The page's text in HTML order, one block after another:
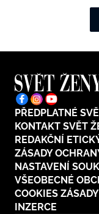
PŘEDPLATNÉ
KONTAKT SVĚT
REDAKČNÍ
ZÁSADY
NASTAVENÍ
VŠEOBECNÉ
COOKIES ZÁSADY
INZERCE